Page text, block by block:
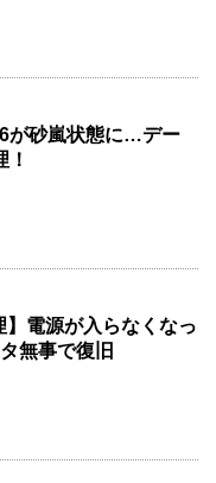
が砂嵐状態に…デー
】電源が入らなくなっ
無事で復旧